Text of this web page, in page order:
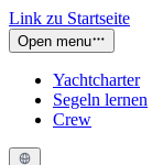
Link zu Startseite
Open menu
Yachtcharter
Segeln lernen
Crew